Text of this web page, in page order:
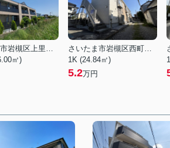
さいたま市岩槻区上里１丁目
㎡)
さいたま市岩槻区西町５丁目
1K (24.84㎡)
5.2万円